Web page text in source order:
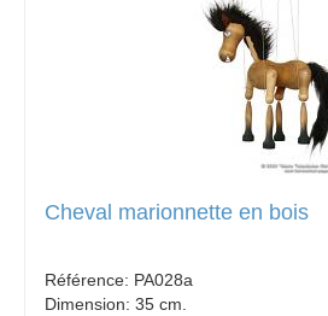
Cheval marionnette en bois
Référence: PA028a
Dimension: 35 cm.